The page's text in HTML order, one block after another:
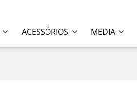
ACESSÓRIOS MEDIA